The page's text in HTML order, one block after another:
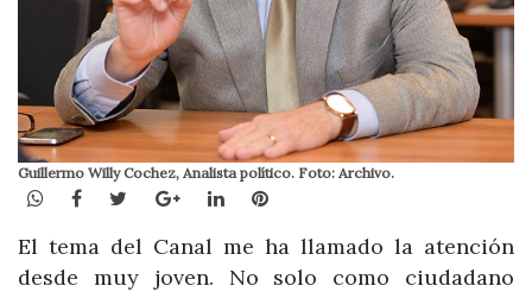
Guillermo Willy Cochez, Analista político. Foto: Archivo.
WhatsApp
Facebook
TwitterGoogle+LinkedInPinterest
El tema del Canal me ha llamado la atención
desde muy joven. No solo como ciudadano